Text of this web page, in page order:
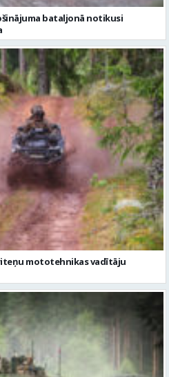
mototehnikas vadītāju